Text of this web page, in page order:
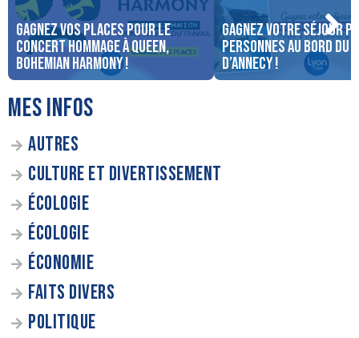
Gagnez vos places pour le
concert Hommage à Queen,
Bohemian Harmony !
Gagnez votre séjour
personnes au bord du
d’Annecy !
MES INFOS
AUTRES
CULTURE ET DIVERTISSEMENT
ÉCOLOGIE
ÉCOLOGIE
ÉCONOMIE
FAITS DIVERS
POLITIQUE